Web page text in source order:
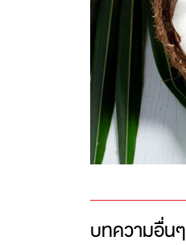
บทความอื่นๆ